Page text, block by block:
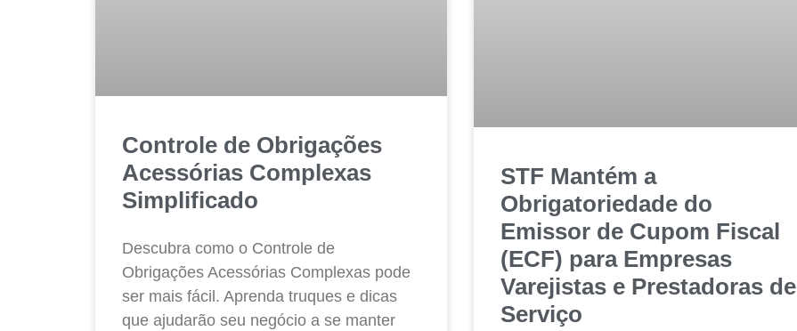
Controle de Obrigações
Acessórias Complexas
Simplificado
Descubra como o Controle de
Obrigações Acessórias Complexas pode
ser mais fácil. Aprenda truques e dicas
que ajudarão seu negócio a se manter
STF Mantém a
Obrigatoriedade do
Emissor de Cupom Fiscal
(ECF) para Empresas
Varejistas e Prestadoras de
Serviço